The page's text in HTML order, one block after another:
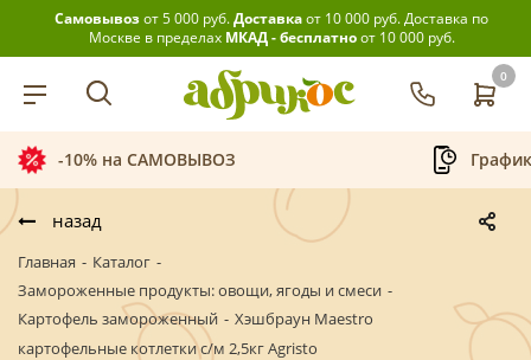
Самовывозот 5 000 руб.Доставкаот 10 000 руб.Доставка по
Москве в пределах МКАД - бесплатноот 10 000 руб.
0
-10% на САМОВЫВОЗ График
назад
Главная - Каталог -
Замороженные продукты: овощи, ягоды и смеси -
Картофель замороженный - Хэшбраун Maestro
картофельные котлетки с/м 2,5кг Agristo